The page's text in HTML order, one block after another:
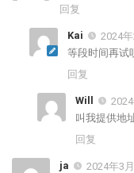
回复
Kai
2024
等段时间再试
回复
Will
叫我提供地
回复
ja
2024年3